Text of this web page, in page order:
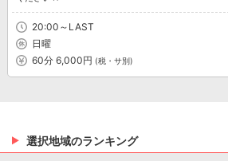
20:00～LAST
日曜
60分 6,000円 (税・サ別)
選択地域のランキング